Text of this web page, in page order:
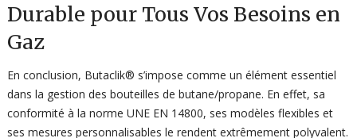
Durable pour Tous Vos Besoins en
Gaz
En conclusion, Butaclik® s’impose comme un élément essentiel
dans la gestion des bouteilles de butane/propane. En effet, sa
conformité à la norme UNE EN 14800, ses modèles flexibles et
ses mesures personnalisables le rendent extrêmement polyvalent.